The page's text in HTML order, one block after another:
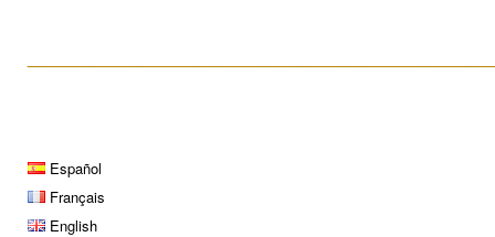
Español
Français
English